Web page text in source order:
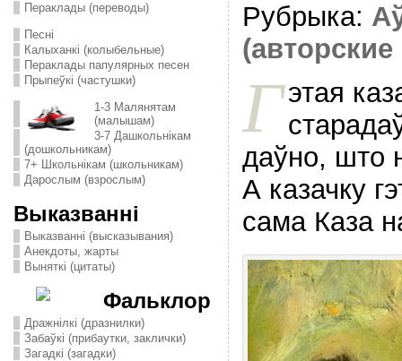
Пераклады (переводы)
Песні
Калыханкі (колыбельные)
Пераклады папулярных песен
Прыпеўкі (частушки)
1-3 Малянятам
(малышам)
3-7 Дашкольнікам
(дошкольникам)
7+ Школьнікам (школьникам)
Дарослым (взрослым)
Выказванні
Выказванні (высказывания)
Анекдоты, жарты
Выняткі (цитаты)
Фальклор
Дражнілкі (дразнилки)
Забаўкі (прибаутки, заклички)
Загадкі (загадки)
Рубрыка:
(авторские
Гэтая
даўно, што
А казачку
сама Каза